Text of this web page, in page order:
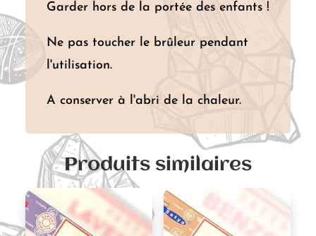
Garder hors de la portée des enfants !
Ne pas toucher le brûleur pendant
l'utilisation.
A conserver à l'abri de la chaleur.
Produits similaires